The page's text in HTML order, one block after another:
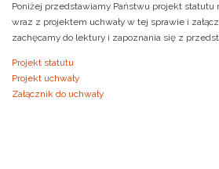
Poniżej przedstawiamy Państwu projekt statutu
wraz z projektem uchwały w tej sprawie i
zachęcamy do lektury i zapoznania się z
Projekt statutu
Projekt uchwały
Załącznik do uchwały